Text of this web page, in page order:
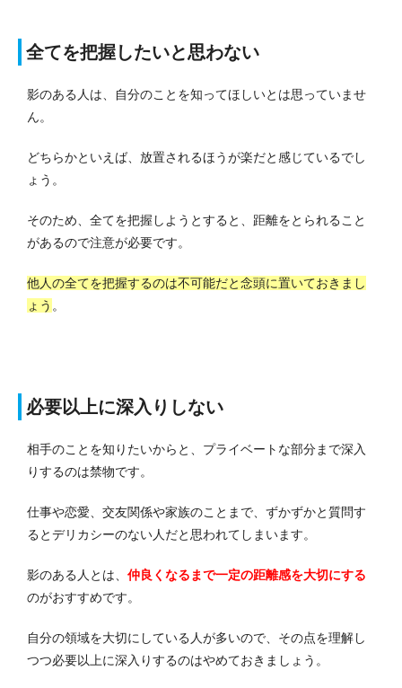
全てを把握したいと思わない
影のある人は、自分のことを知ってほしいとは思っていませ
ん。
どちらかといえば、放置されるほうが楽だと感じているでし
ょう。
そのため、全てを把握しようとすると、距離をとられること
があるので注意が必要です。
他人の全てを把握するのは不可能だと念頭に置いておきまし
ょう 。
必要以上に深入りしない
相手のことを知りたいからと、プライベートな部分まで深入
りするのは禁物です。
仕事や恋愛、交友関係や家族のことまで、ずかずかと質問す
るとデリカシーのない人だと思われてしまいます。
影のある人とは、 仲良くなるまで一定の距離感を大切にする
のがおすすめです。
自分の領域を大切にしている人が多いので、その点を理解し
つつ必要以上に深入りするのはやめておきましょう。